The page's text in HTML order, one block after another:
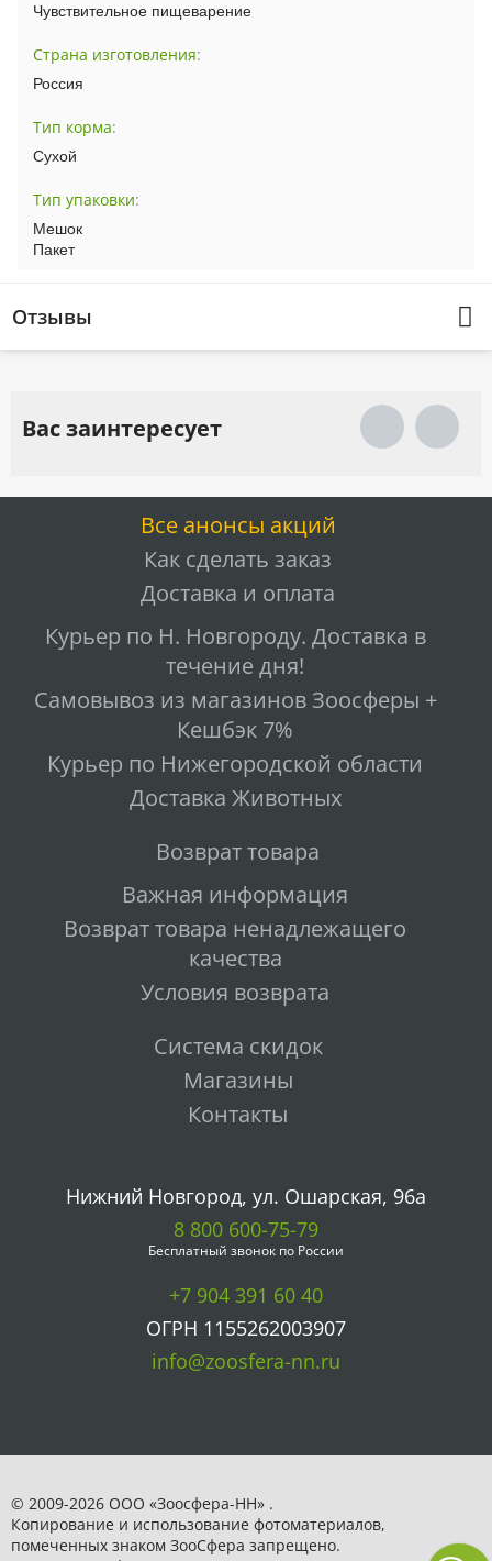
Чувствительное пищеварение
Страна изготовления:
Россия
Тип корма:
Сухой
Тип упаковки:
Мешок
Пакет
Отзывы
Вас заинтересует
Все анонсы акций
Как сделать заказ
Доставка и оплата
Курьер по Н. Новгороду. Доставка в
течение дня!
Самовывоз из магазинов Зоосферы +
Кешбэк 7%
Курьер по Нижегородской области
Доставка Животных
Возврат товара
Важная информация
Возврат товара ненадлежащего
качества
Условия возврата
Система скидок
Магазины
Контакты
Нижний Новгород, ул. Ошарская, 96а
8 800 600-75-79
Бесплатный звонок по России
+7 904 391 60 40
ОГРН 1155262003907
info@zoosfera-nn.ru
© 2009-2026 ООО «Зоосфера-НН» .
Копирование и использование фотоматериалов,
помеченных знаком ЗooСфера запрещено.